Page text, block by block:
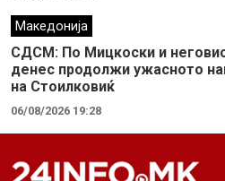
Македонија
СДСМ: По Мицкоски и
денес продолжи ужасното
на Стоилковиќ
06/08/2026 19:28